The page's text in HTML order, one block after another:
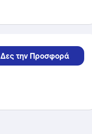
Δες την Προσφορά